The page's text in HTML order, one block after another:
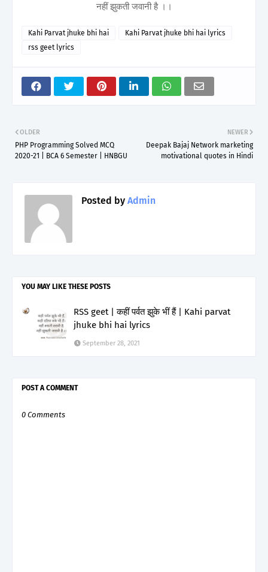
नहीं झुकती जवानी है ।।
Kahi Parvat jhuke bhi hai
Kahi Parvat jhuke bhi hai lyrics
rss geet lyrics
NEWER
Deepak Bajaj Network marketing
motivational quotes in Hindi
OLDER
PHP Programming Solved MCQ
2020-21 | BCA 6 Semester | HNBGU
Posted by Admin
YOU MAY LIKE THESE POSTS
RSS geet | कहीं पर्वत झुके भीं हैं | Kahi parvat
jhuke bhi hai lyrics
September 28, 2021
POST A COMMENT
0 Comments